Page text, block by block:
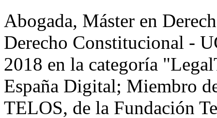
Abogada, Máster en
Derecho Constitucional -
2018 en la categoría
España Digital; Miembro
TELOS, de la Fundación